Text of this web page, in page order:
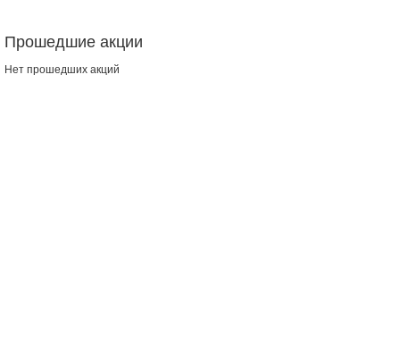
Прошедшие акции
Нет прошедших акций